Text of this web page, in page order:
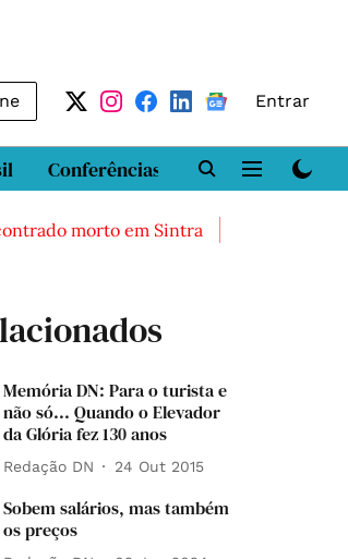
Entrar
Conferências DN LAB
morto em Sintra Três feridos
Memória DN: Para o turista e
não só... Quando o Elevador
da Glória fez 130 anos
Redação DN 24 Out 2015
Sobem salários, mas também
os preços